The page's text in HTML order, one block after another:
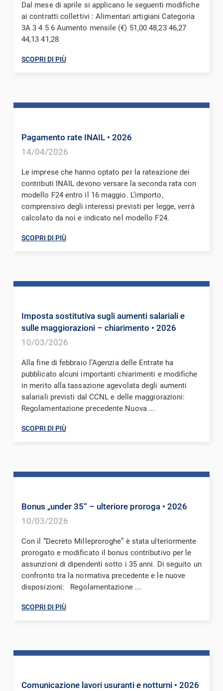
Dal mese di aprile si applicano le seguenti modifiche
ai contratti collettivi : Alimentari artigiani Categoria
3A 3 4 5 6 Aumento mensile (€) 51,00 48,23 46,27
44,13 41,28
SCOPRI DI PIÙ
Pagamento rate INAIL • 2026
14/04/2026
Le imprese che hanno optato per la rateazione dei
contributi INAIL devono versare la seconda rata con
modello F24 entro il 16 maggio. L’importo,
comprensivo degli interessi previsti per legge, verrà
calcolato da noi e indicato nel modello F24.
SCOPRI DI PIÙ
Imposta sostitutiva sugli aumenti salariali e
sulle maggiorazioni – chiarimento • 2026
10/03/2026
Alla fine di febbraio l’Agenzia delle Entrate ha
pubblicato alcuni importanti chiarimenti e modifiche
in merito alla tassazione agevolata degli aumenti
salariali previsti dal CCNL e delle maggiorazioni:
Regolamentazione precedente Nuova ...
SCOPRI DI PIÙ
Bonus „under 35“ – ulteriore proroga • 2026
10/03/2026
Con il “Decreto Milleproroghe” è stata ulteriormente
prorogato e modificato il bonus contributivo per le
assunzioni di dipendenti sotto i 35 anni. Di seguito un
confronto tra la normativa precedente e le nuove
disposizioni: Regolamentazione ...
SCOPRI DI PIÙ
Comunicazione lavori usuranti e notturni • 2026